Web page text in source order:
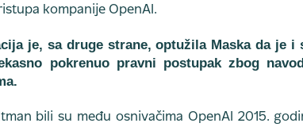
kompanije OpenAI.
je, sa druge strane, optužila Maska da je
pokrenuo pravni postupak zbog
bili su među osnivačima OpenAI 2015.